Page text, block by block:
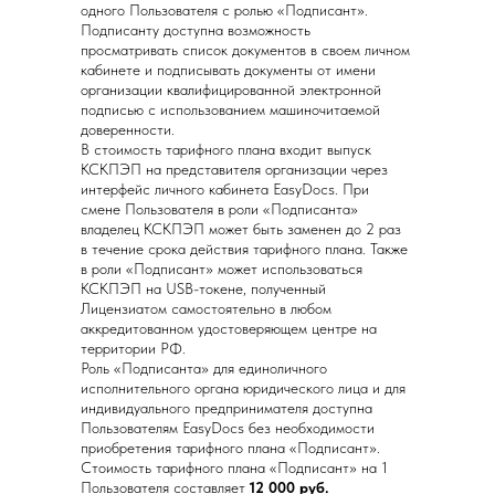
одного Пользователя с ролью «Подписант».
Подписанту доступна возможность
просматривать список документов в своем личном
кабинете и подписывать документы от имени
организации квалифицированной электронной
подписью с использованием машиночитаемой
доверенности.
В стоимость тарифного плана входит выпуск
КСКПЭП на представителя организации через
интерфейс личного кабинета EasyDocs. При
смене Пользователя в роли «Подписанта»
владелец КСКПЭП может быть заменен до 2 раз
в течение срока действия тарифного плана. Также
в роли «Подписант» может использоваться
КСКПЭП на USB-токене, полученный
Лицензиатом самостоятельно в любом
аккредитованном удостоверяющем центре на
территории РФ.
Роль «Подписанта» для единоличного
исполнительного органа юридического лица и для
индивидуального предпринимателя доступна
Пользователям EasyDocs без необходимости
приобретения тарифного плана «Подписант».
Стоимость тарифного плана «Подписант» на 1
Пользователя составляет 12 000 руб.